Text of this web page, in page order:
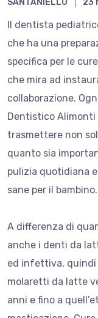
SANTANIELLO
23
Il dentista
che ha una
specifica per le
che mira ad
collaborazione.
Dentistico Alimonti
trasmettere non
quanto sia
pulizia quotidiana
sane per il bambino.
A differenza di
anche i denti da
ed infettiva, quindi
molaretti da latte
anni e fino a